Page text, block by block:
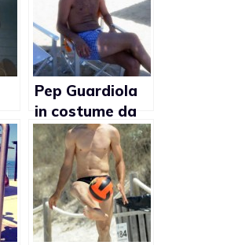
Pep Guardiola
in costume da
bagno a
Pescara (foto)